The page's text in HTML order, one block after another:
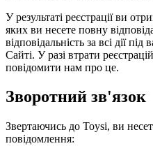
У результаті реєстрації ви
яких ви несете повну
відповідальність за всі дії
Сайті. У разі втрати
повідомити нам про це.
Зворотний зв'язок
Звертаючись до Toysi, ви
повідомлення: